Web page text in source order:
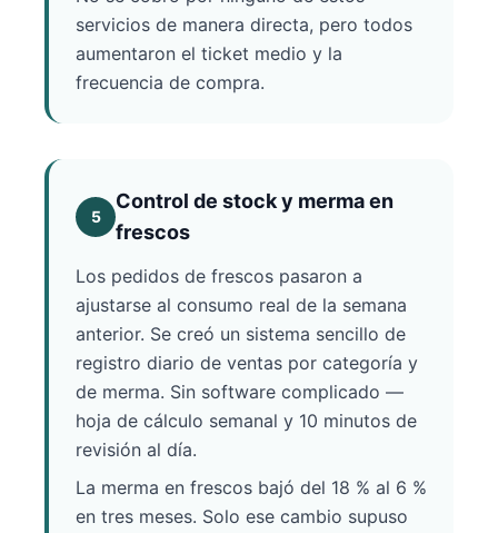
servicios de manera directa, pero todos
aumentaron el ticket medio y la
frecuencia de compra.
5
Control de stock y merma en
frescos
Los pedidos de frescos pasaron a
ajustarse al consumo real de la semana
anterior. Se creó un sistema sencillo de
registro diario de ventas por categoría y
de merma. Sin software complicado —
hoja de cálculo semanal y 10 minutos de
revisión al día.
La merma en frescos bajó del 18 % al 6 %
en tres meses. Solo ese cambio supuso